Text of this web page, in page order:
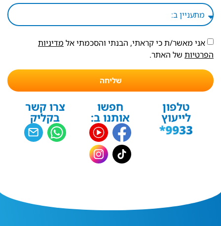
אני מאשר/ת כי קראתי, הבנתי והסכמתי אל מדיניות
הפרטיות של האתר.
שליחה
טלפון
לייעוץ
חפשו
אותנו ב:
צרו קשר
בקליק